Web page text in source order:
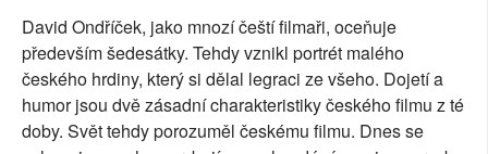
David Ondříček, jako mnozí čeští filmaři, oceňuje
především šedesátky. Tehdy vznikl portrét malého
českého hrdiny, který si dělal legraci ze všeho. Dojetí a
humor jsou dvě zásadní charakteristiky českého filmu z té
doby. Svět tehdy porozuměl českému filmu. Dnes se